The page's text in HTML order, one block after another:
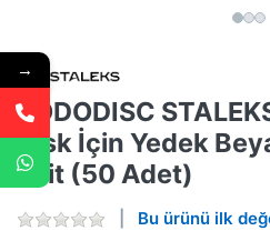
PODODISC
Disk İçin Yedek
Grit (50 Adet)
Bu ürünü ilk
→